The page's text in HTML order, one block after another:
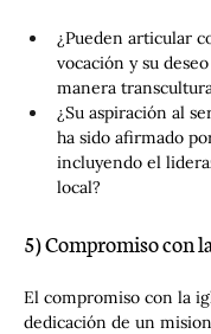
¿Pueden articular
vocación y su
manera
¿Su aspiración al
ha sido afirmado
incluyendo el
local?
5) Compromiso con
El compromiso con la
dedicación de un